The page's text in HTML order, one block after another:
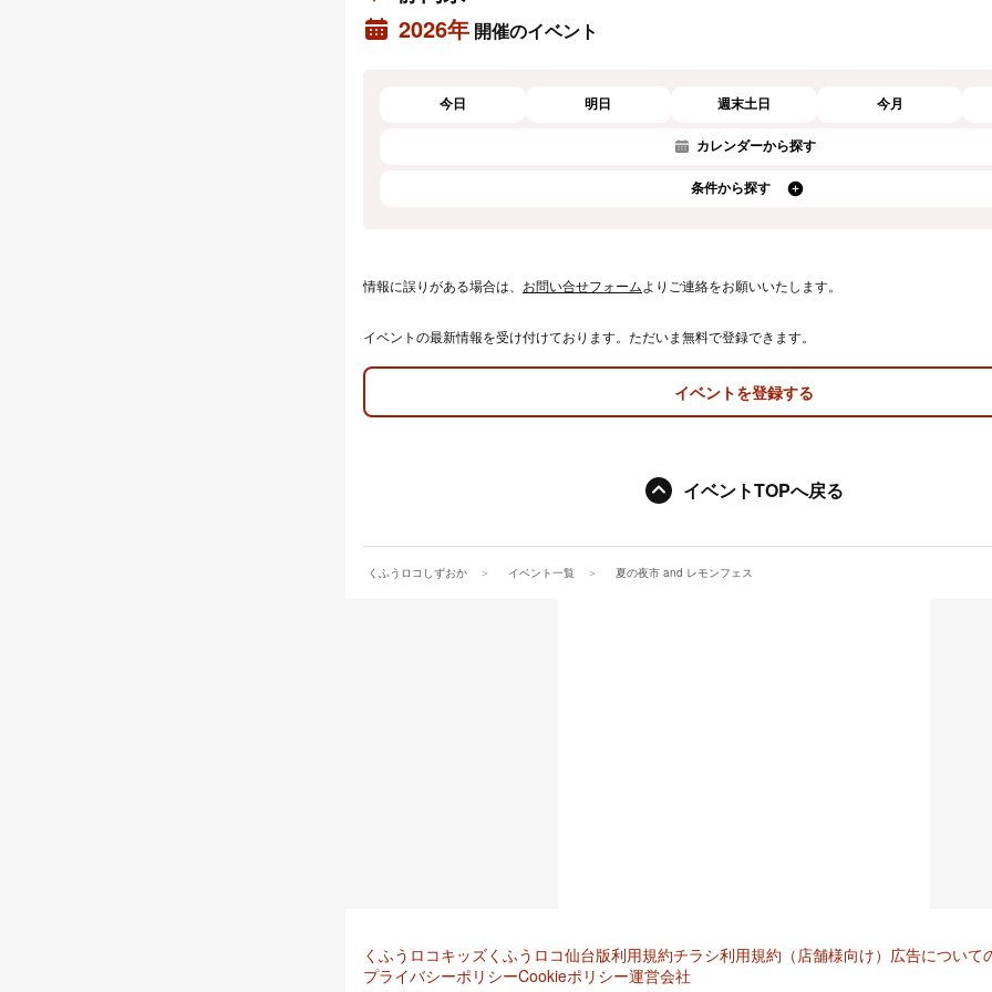
2026年 開催のイベント
今日 明日 週末土日 今月
カレンダーから探す
条件から探す
情報に誤りがある場合は、 お問い合せフォームよりご連絡をお願いいたします。
イベントの最新情報を受け付けております。ただいま無料で登録できます。
イベントを登録する
イベントTOPへ戻る
くふうロコしずおか イベント一覧 夏の夜市 and レモンフェス
くふうロコキッズくふうロコ仙台版利用規約チラシ利用規約（店舗様向け） 広告について
プライバシーポリシーCookieポリシー運営会社